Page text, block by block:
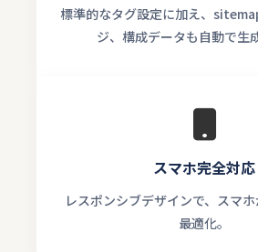
標準的なタグ設定に加え、
ジ、構成データも自動で生
スマホ完全対応
レスポンシブデザインで、スマ
最適化。